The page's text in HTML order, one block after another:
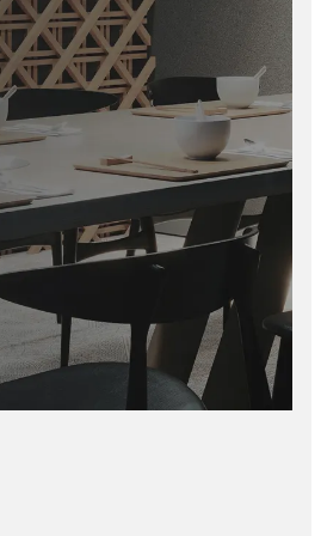
tegen elkaar
op maat
wij hoogwaardige
panelen van Elite Decoration NL
en comfort in één stijlvolle